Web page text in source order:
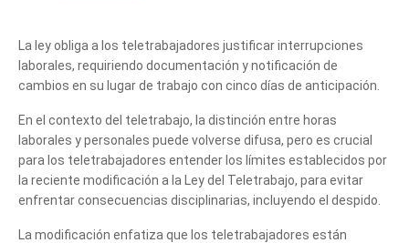
La ley obliga a los teletrabajadores justificar interrupciones
laborales, requiriendo documentación y notificación de
cambios en su lugar de trabajo con cinco días de anticipación.
En el contexto del teletrabajo, la distinción entre horas
laborales y personales puede volverse difusa, pero es crucial
para los teletrabajadores entender los límites establecidos por
la reciente modificación a la Ley del Teletrabajo, para evitar
enfrentar consecuencias disciplinarias, incluyendo el despido.
La modificación enfatiza que los teletrabajadores están